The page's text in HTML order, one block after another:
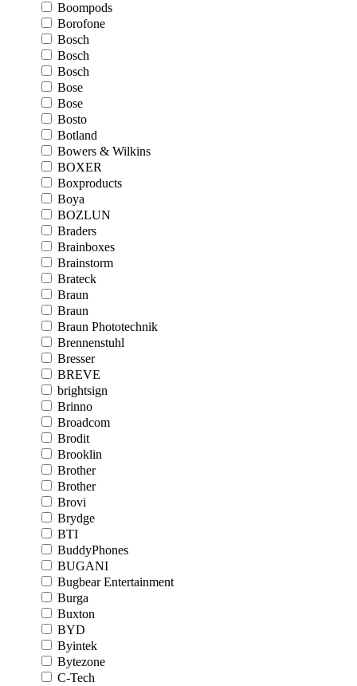
Boompods
Borofone
Bosch
Bosch
Bosch
Bose
Bose
Bosto
Botland
Bowers & Wilkins
BOXER
Boxproducts
Boya
BOZLUN
Braders
Brainboxes
Brainstorm
Brateck
Braun
Braun
Braun Phototechnik
Brennenstuhl
Bresser
BREVE
brightsign
Brinno
Broadcom
Brodit
Brooklin
Brother
Brother
Brovi
Brydge
BTI
BuddyPhones
BUGANI
Bugbear Entertainment
Burga
Buxton
BYD
Byintek
Bytezone
C-Tech